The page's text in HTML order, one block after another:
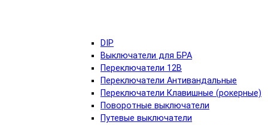
DIP
Выключатели для БРА
Переключатели 12В
Переключатели Антивандальные
Переключатели Клавишные (рокерные)
Поворотные выключатели
Путевые выключатели